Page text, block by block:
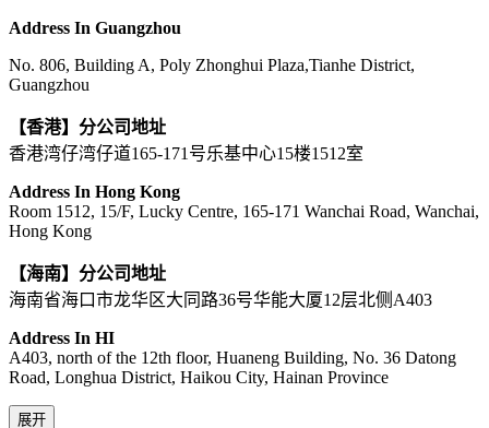
Address In Guangzhou
No. 806, Building A, Poly Zhonghui Plaza,Tianhe District,
Guangzhou
【香港】分公司地址
香港湾仔湾仔道165-171号乐基中心15楼1512室
Address In Hong Kong
Room 1512, 15/F, Lucky Centre, 165-171 Wanchai Road, Wanchai,
Hong Kong
【海南】分公司地址
海南省海口市龙华区大同路36号华能大厦12层北侧A403
Address In HI
A403, north of the 12th floor, Huaneng Building, No. 36 Datong
Road, Longhua District, Haikou City, Hainan Province
展开